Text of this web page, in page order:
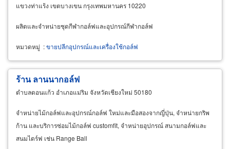
แขวงท่าแร้ง เขตบางเขน กรุงเทพมหานคร 10220
ผลิตและจำหน่ายชุดกีฬากอล์ฟและอุปกรณ์กีฬากอล์ฟ
หมวดหมู่ :ขายปลีกอุปกรณ์และเครื่องใช้กอล์ฟ
ร้าน ลานนากอล์ฟ
ตำบลดอนแก้ว อำเภอแม่ริม จังหวัดเชียงใหม่ 50180
จำหน่ายไม้กอล์ฟและอุปกรณ์กอล์ฟ ใหม่และมือสองจากญี่ปุ่น, จำหน่ายกริพ
ก้าน และบริการซ่อมไม้กอล์ฟ customfit, จำหน่ายอุปกรณ์ สนามกอล์ฟและ
สนมไดร์ฟ เช่น Range Ball